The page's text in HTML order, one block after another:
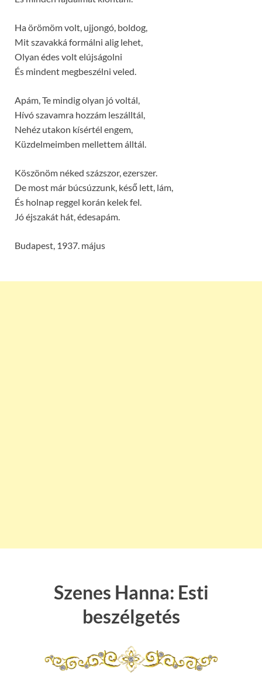
Ha örömöm volt, ujjongó, boldog,
Mit szavakká formálni alig lehet,
Olyan édes volt elújságolni
És mindent megbeszélni veled.
Apám, Te mindig olyan jó voltál,
Hívó szavamra hozzám leszálltál,
Nehéz utakon kísértél engem,
Küzdelmeimben mellettem álltál.
Köszönöm néked százszor, ezerszer.
De most már búcsúzzunk, késő lett, lám,
És holnap reggel korán kelek fel.
Jó éjszakát hát, édesapám.
Budapest, 1937. május
Szenes Hanna: Esti
beszélgetés